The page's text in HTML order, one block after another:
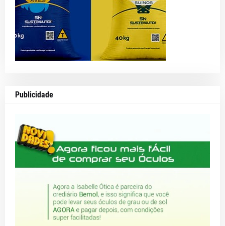
Publicidade